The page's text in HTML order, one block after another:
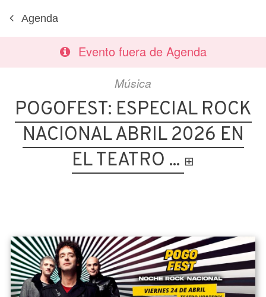
Agenda
Evento fuera de Agenda
Música
POGOFEST: ESPECIAL ROCK
NACIONAL ABRIL 2026 EN
EL TEATRO ... ⊞